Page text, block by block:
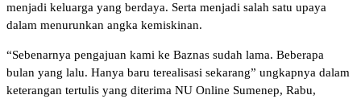
menjadi keluarga yang berdaya. Serta menjadi salah satu upaya
dalam menurunkan angka kemiskinan.
“Sebenarnya pengajuan kami ke Baznas sudah lama. Beberapa
bulan yang lalu. Hanya baru terealisasi sekarang” ungkapnya dalam
keterangan tertulis yang diterima NU Online Sumenep, Rabu,